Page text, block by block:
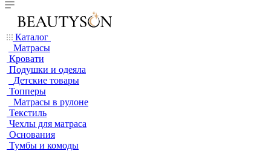
Каталог
Матрасы
Кровати
Подушки и одеяла
Детские товары
Топперы
Матрасы в рулоне
Текстиль
Чехлы для матраса
Основания
Тумбы и комоды